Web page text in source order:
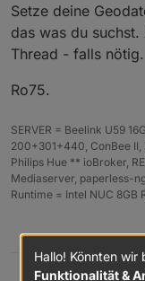
}
Setze deine
das was du suchst.
Thread - falls nötig.
Ro75.
SERVER = Beelink U59
200+301+440, ConBee II,
Philips Hue ** ioBroker,
Mediaserver, paperless-
Runtime = Intel NUC 8GB
Hallo! Könnten
Funktionalität &